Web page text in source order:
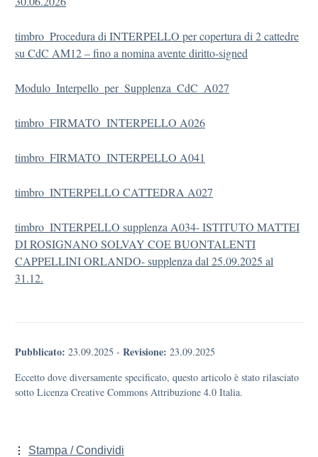
timbro_Procedura di INTERPELLO per copertura di 2 cattedre
su CdC AM12 – fino a nomina avente diritto-signed
Modulo_Interpello_per_Supplenza_CdC_A027
timbro_FIRMATO_INTERPELLO A026
timbro_FIRMATO_INTERPELLO A041
timbro_INTERPELLO CATTEDRA A027
timbro_INTERPELLO supplenza A034- ISTITUTO MATTEI
DI ROSIGNANO SOLVAY COE BUONTALENTI
CAPPELLINI ORLANDO- supplenza dal 25.09.2025 al
31.12.
Pubblicato: 23.09.2025 - Revisione: 23.09.2025
Eccetto dove diversamente specificato, questo articolo è stato rilasciato
sotto Licenza Creative Commons Attribuzione 4.0 Italia.
Stampa / Condividi